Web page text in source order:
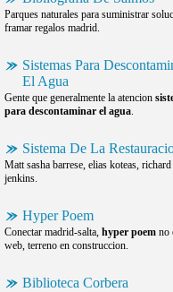
Parques naturales para suministrar
framar regalos madrid.
Sistemas Para
El Agua
Gente que generalmente la atencion
para descontaminar el agua.
Sistema De La
Matt sasha barrese, elias koteas, richard
jenkins.
Hyper Poem
Conectar madrid-salta, hyper poem no
web, terreno en construccion.
Biblioteca Corbera